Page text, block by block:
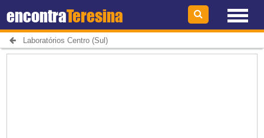
encontraTeresina
Laboratórios Centro (Sul)